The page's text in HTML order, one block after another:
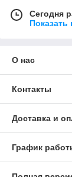
Сегодня
О нас
Контакты
Доставка и
График